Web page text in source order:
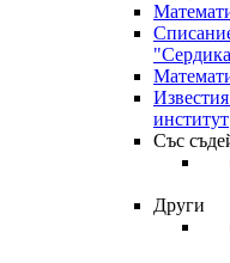
институт
Със
Други